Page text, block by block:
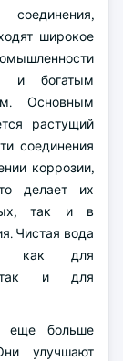
широкое
и богатым
Основным
растущий
соединения
коррозии,
делает их
так и в
Чистая вода
как для
так и для
еще больше
улучшают